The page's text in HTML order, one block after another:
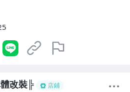
改裝╠
店鋪